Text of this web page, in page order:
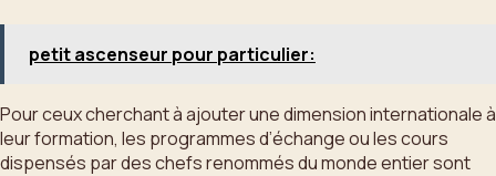
petit ascenseur pour particulier:
Pour ceux cherchant à ajouter une dimension internationale à
leur formation, les programmes d’échange ou les cours
dispensés par des chefs renommés du monde entier sont